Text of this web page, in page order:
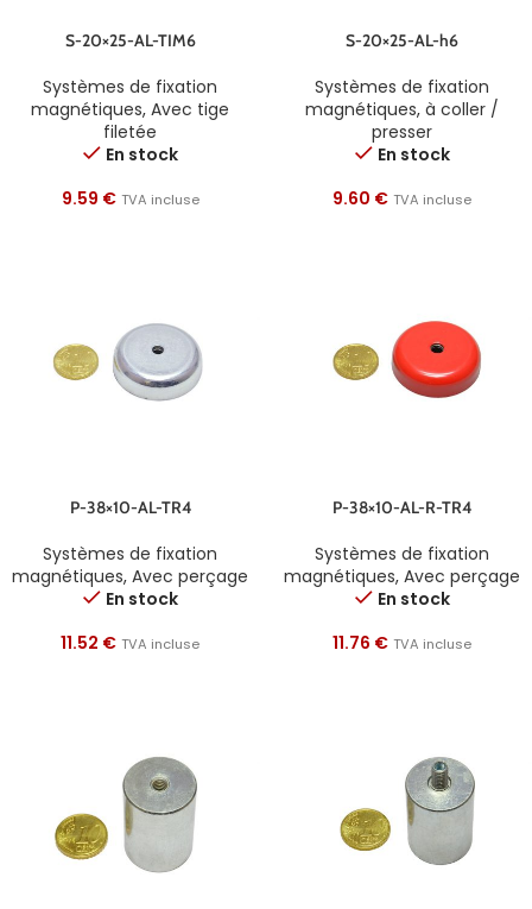
S-20×25-AL-TIM6
Systèmes de fixation
magnétiques, Avec tige
filetée
En stock
9.59 € TVA incluse
S-20×25-AL-h6
Systèmes de fixation
magnétiques, à coller /
presser
En stock
9.60 € TVA incluse
P-38×10-AL-TR4
Systèmes de fixation
magnétiques, Avec perçage
En stock
11.52 € TVA incluse
P-38×10-AL-R-TR4
Systèmes de fixation
magnétiques, Avec perçage
En stock
11.76 € TVA incluse